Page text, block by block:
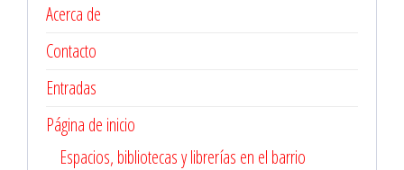
Acerca de
Contacto
Entradas
Página de inicio
Espacios, bibliotecas y librerías en el barrio